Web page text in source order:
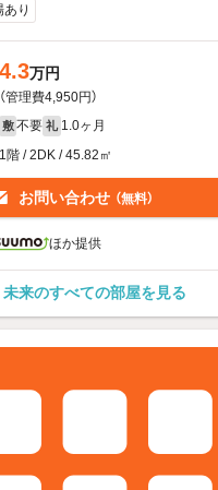
り
4.3万円
（管理費4,950円）
敷 不要 礼 1.0ヶ月
1階 / 2DK / 45.82㎡
お問い合わせ （無料）
ほか提供
未来のすべての部屋を見る